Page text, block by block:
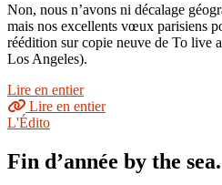
Non, nous n’avons ni décalage
mais nos excellents vœux parisiens
réédition sur copie neuve de To live
Los Angeles).
Lire en entier
Lire en entier
L'Édito
Fin d’année by the sea.